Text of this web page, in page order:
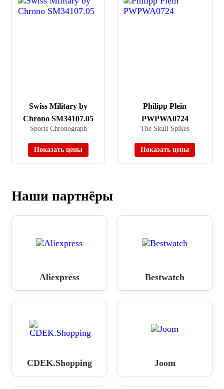
Swiss Military by
Chrono SM34107.05
Sports Chronograph
Показать цены
Philipp Plein
PWPWA0724
The Skull Spikes
Показать цены
Наши партнёры
Aliexpress Bestwatch
CDEK.Shopping Joom